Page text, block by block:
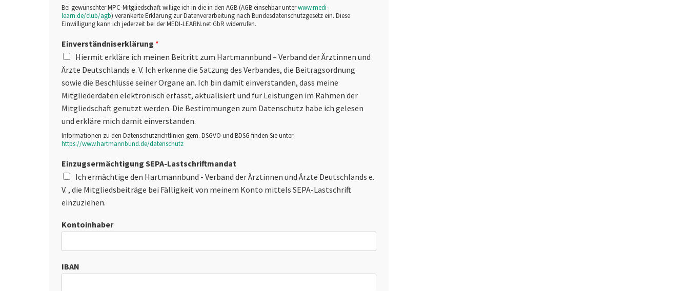
Bei gewünschter MPC-Mitgliedschaft willige ich in die in den AGB (AGB einsehbar unterwww.medi-
learn.de/club/agb) verankerte Erklärung zur Datenverarbeitung nach Bundesdatenschutzgesetz ein. Diese
Einwilligung kann ich jederzeit bei der MEDI-LEARN.net GbR widerrufen.
Einverständniserklärung *
Hiermit erkläre ich meinen Beitritt zum Hartmannbund – Verband der Ärztinnen und
Ärzte Deutschlands e. V. Ich erkenne die Satzung des Verbandes, die Beitragsordnung
sowie die Beschlüsse seiner Organe an. Ich bin damit einverstanden, dass meine
Mitgliederdaten elektronisch erfasst, aktualisiert und für Leistungen im Rahmen der
Mitgliedschaft genutzt werden. Die Bestimmungen zum Datenschutz habe ich gelesen
und erkläre mich damit einverstanden.
Informationen zu den Datenschutzrichtlinien gem. DSGVO und BDSG finden Sie unter:
https://www.hartmannbund.de/datenschutz
Einzugsermächtigung SEPA-Lastschriftmandat
Ich ermächtige den Hartmannbund - Verband der Ärztinnen und Ärzte Deutschlands e.
V. , die Mitgliedsbeiträge bei Fälligkeit von meinem Konto mittels SEPA-Lastschrift
einzuziehen.
Kontoinhaber
IBAN